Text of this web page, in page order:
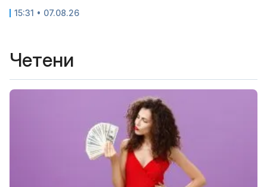
15:31 • 07.08.26
Четени